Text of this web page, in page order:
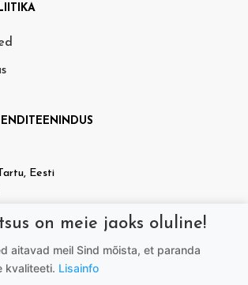
Eesti
doradora.ee
on meie jaoks oluline!
aitavad meil Sind mõista, et paranda
kvaliteeti. Lisainfo